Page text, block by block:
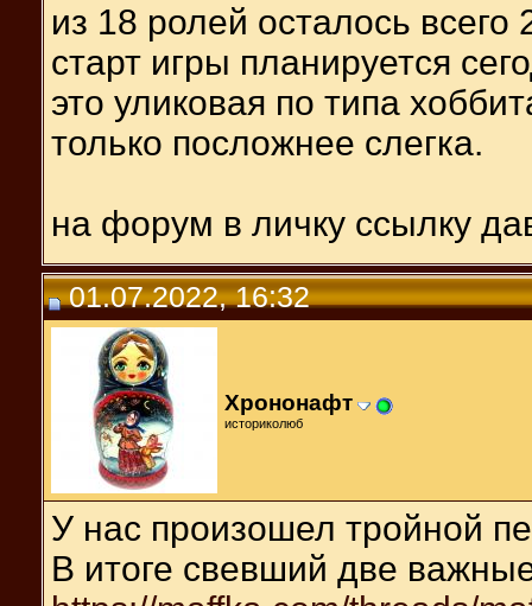
из 18 ролей осталось
старт игры планируется
это уликовая по типа
только посложнее слегка.
на форум в личку ссылку
01.07.2022, 16:32
Хрононафт
историколюб
У нас произошел тройной
В итоге свевший две